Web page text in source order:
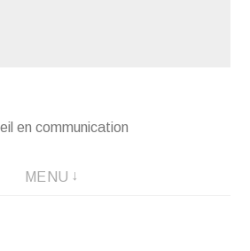
en communication
MENU